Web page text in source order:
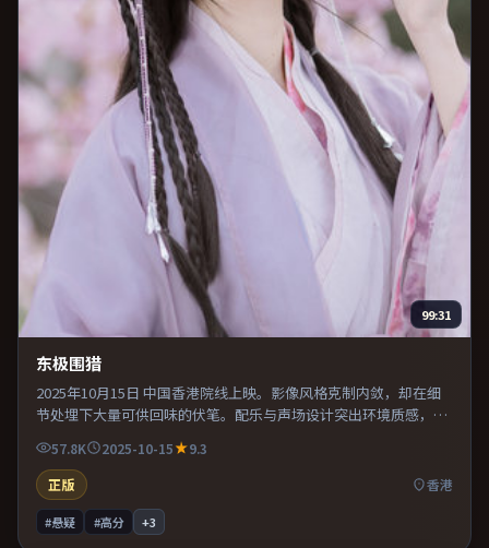
99:31
东极围猎
2025年10月15日 中国香港院线上映。影像风格克制内敛，却在细
节处埋下大量可供回味的伏笔。配乐与声场设计突出环境质感，使
观众更易沉浸其中。既有类型片爽感，也保留作者表达，口碑潜力
不俗。
57.8K 2025-10-15
9.3
正版
香港
#悬疑 #高分 +3